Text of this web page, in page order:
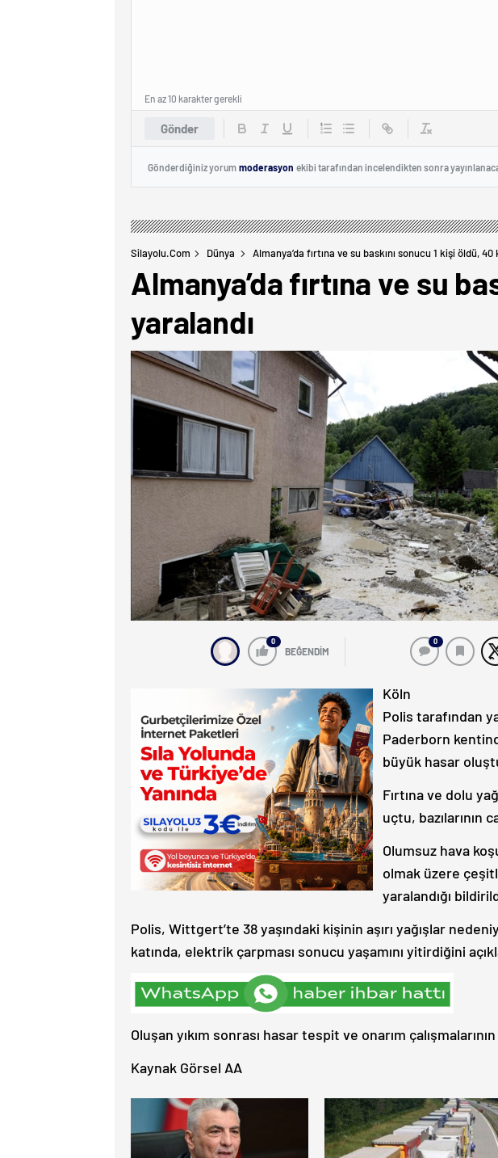
Gönder
En az 10 karakter gerekli
Gönderdiğiniz yorum moderasyon ekibi tarafından incelendikten sonra
Silayolu.com Dünya Almanya’da fırtına ve su baskını sonucu 1 kişi öldü, 40
Almanya’da fırtına ve su
yaralandı
0
BEĞENDİM
0
Köln
Polis tarafından
Paderborn
büyük hasar
Fırtına ve dolu
uçtu, bazılarının
Olumsuz hava
olmak üzere
yaralandığı
Polis, Wittgert’te 38 yaşındaki kişinin aşırı yağışlar
katında, elektrik çarpması sonucu yaşamını yitirdiğini
Oluşan yıkım sonrası hasar tespit ve onarım
Kaynak Görsel AA